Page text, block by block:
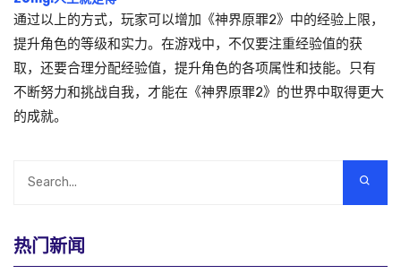
通过以上的方式，玩家可以增加《神界原罪2》中的经验上限，
提升角色的等级和实力。在游戏中，不仅要注重经验值的获
取，还要合理分配经验值，提升角色的各项属性和技能。只有
不断努力和挑战自我，才能在《神界原罪2》的世界中取得更大
的成就。
热门新闻